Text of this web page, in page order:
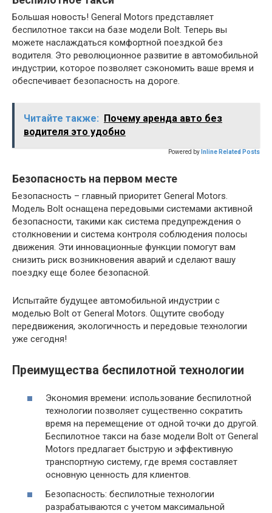
Большая новость! General Motors представляет
беспилотное такси на базе модели Bolt. Теперь вы
можете наслаждаться комфортной поездкой без
водителя. Это революционное развитие в автомобильной
индустрии, которое позволяет сэкономить ваше время и
обеспечивает безопасность на дороге.
Читайте также:
Почему аренда авто без
водителя это удобно
Powered by Inline Related Posts
Безопасность на первом месте
Безопасность – главный приоритет General Motors.
Модель Bolt оснащена передовыми системами активной
безопасности, такими как система предупреждения о
столкновении и система контроля соблюдения полосы
движения. Эти инновационные функции помогут вам
снизить риск возникновения аварий и сделают вашу
поездку еще более безопасной.
Испытайте будущее автомобильной индустрии с
моделью Bolt от General Motors. Ощутите свободу
передвижения, экологичность и передовые технологии
уже сегодня!
Преимущества беспилотной технологии
Экономия времени: использование беспилотной
технологии позволяет существенно сократить
время на перемещение от одной точки до другой.
Беспилотное такси на базе модели Bolt от General
Motors предлагает быструю и эффективную
транспортную систему, где время составляет
основную ценность для клиентов.
Безопасность: беспилотные технологии
разрабатываются с учетом максимальной